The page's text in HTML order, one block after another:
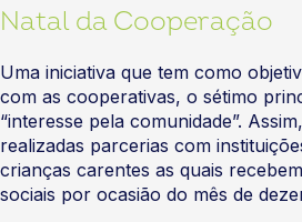
Natal da Cooperação
Uma iniciativa que tem como
com as cooperativas, o sétimo
“interesse pela comunidade”.
realizadas parcerias com
crianças carentes as quais
sociais por ocasião do mês de